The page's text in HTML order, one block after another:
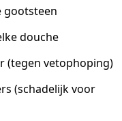
gootsteen
douche
(tegen vetophoping)
(schadelijk voor